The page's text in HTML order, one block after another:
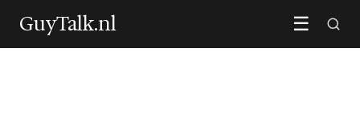
GuyTalk.nl ☰